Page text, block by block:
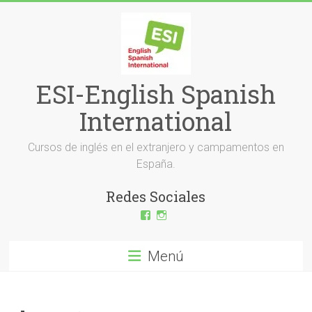
ESI-English Spanish
International
Cursos de inglés en el extranjero y campamentos en
España.
Redes Sociales
Ver
English-
Ver
en
Menú